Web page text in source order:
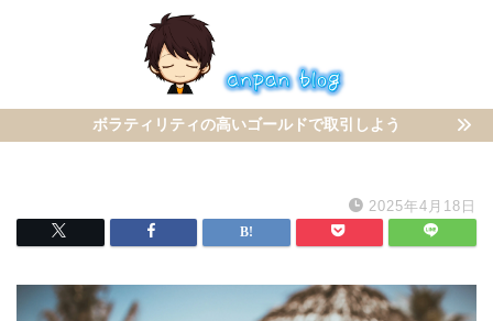
ボラティリティの高いゴールドで取引しよう
2025年4月18日